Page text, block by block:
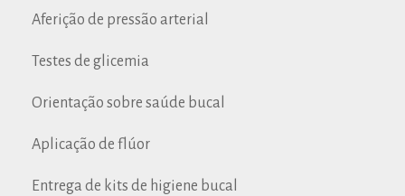
Aferição de pressão arterial
Testes de glicemia
Orientação sobre saúde bucal
Aplicação de flúor
Entrega de kits de higiene bucal